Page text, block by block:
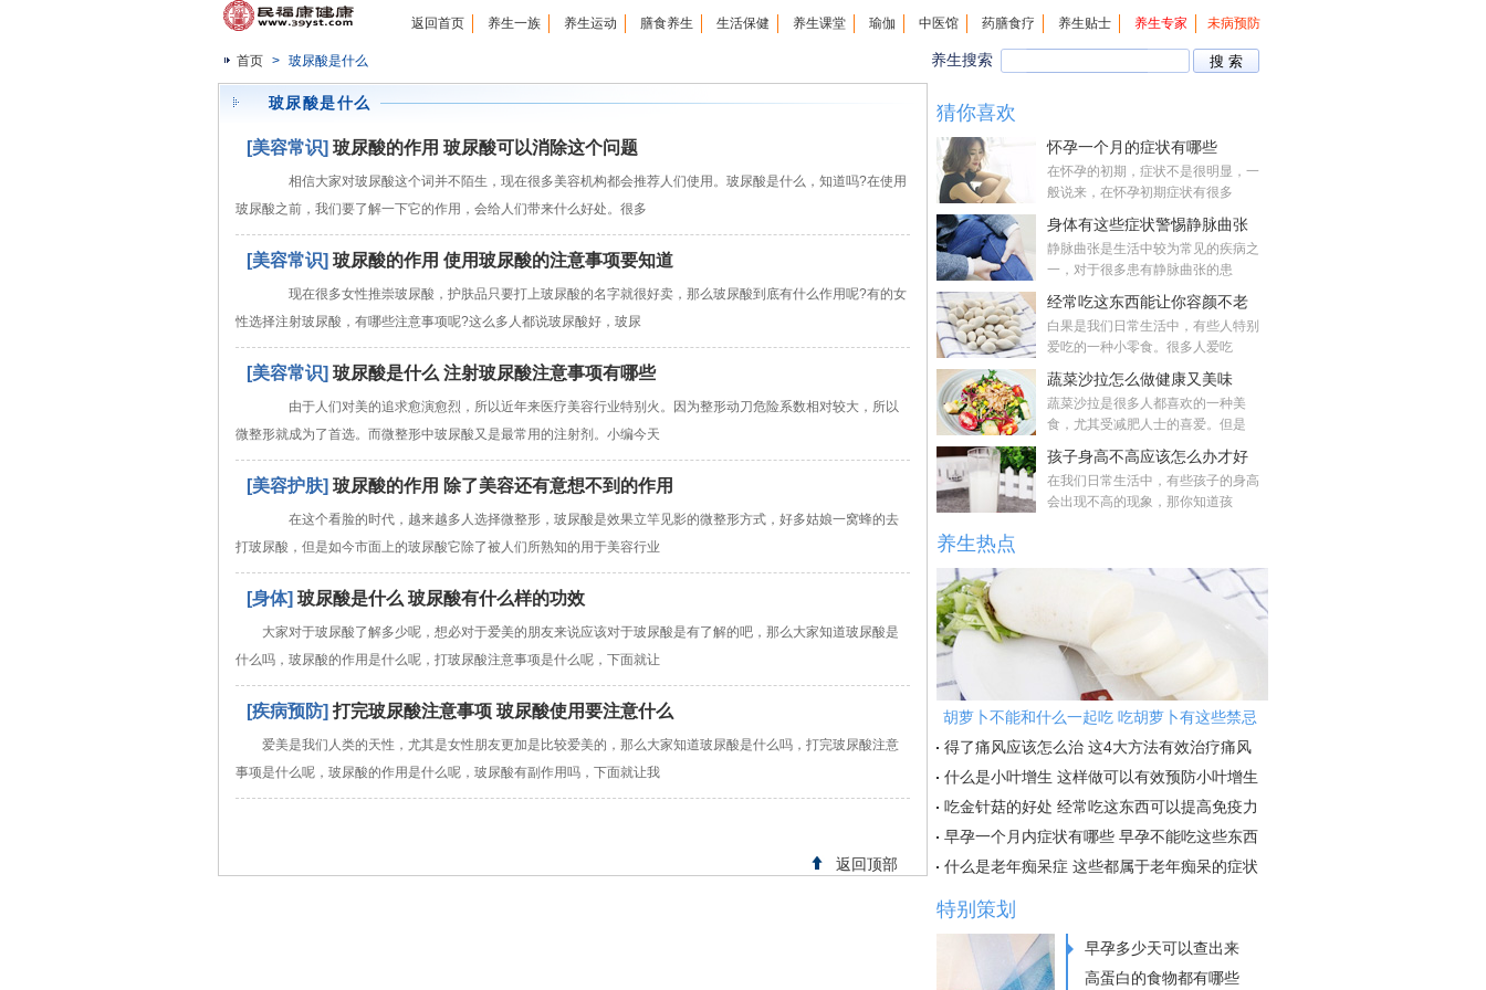
返回首页 养生一族 养生运动 膳食养生 生活保健 养生课堂 瑜伽 中医馆 药膳食疗 养生贴士 养生专家 未病预防
养生搜索
首页 > 玻尿酸是什么
玻尿酸是什么
[美容常识] 玻尿酸的作用 玻尿酸可以消除这个问题
相信大家对玻尿酸这个词并不陌生，现在很多美容机构都会推荐人们使用。玻尿酸是什么，知道吗?在使用
玻尿酸之前，我们要了解一下它的作用，会给人们带来什么好处。很多
[美容常识] 玻尿酸的作用 使用玻尿酸的注意事项要知道
现在很多女性推崇玻尿酸，护肤品只要打上玻尿酸的名字就很好卖，那么玻尿酸到底有什么作用呢?有的女
性选择注射玻尿酸，有哪些注意事项呢?这么多人都说玻尿酸好，玻尿
[美容常识] 玻尿酸是什么 注射玻尿酸注意事项有哪些
由于人们对美的追求愈演愈烈，所以近年来医疗美容行业特别火。因为整形动刀危险系数相对较大，所以
微整形就成为了首选。而微整形中玻尿酸又是最常用的注射剂。小编今天
[美容护肤] 玻尿酸的作用 除了美容还有意想不到的作用
在这个看脸的时代，越来越多人选择微整形，玻尿酸是效果立竿见影的微整形方式，好多姑娘一窝蜂的去
打玻尿酸，但是如今市面上的玻尿酸它除了被人们所熟知的用于美容行业
[身体] 玻尿酸是什么 玻尿酸有什么样的功效
大家对于玻尿酸了解多少呢，想必对于爱美的朋友来说应该对于玻尿酸是有了解的吧，那么大家知道玻尿酸是
什么吗，玻尿酸的作用是什么呢，打玻尿酸注意事项是什么呢，下面就让
[疾病预防] 打完玻尿酸注意事项 玻尿酸使用要注意什么
爱美是我们人类的天性，尤其是女性朋友更加是比较爱美的，那么大家知道玻尿酸是什么吗，打完玻尿酸注意
事项是什么呢，玻尿酸的作用是什么呢，玻尿酸有副作用吗，下面就让我
返回顶部
猜你喜欢
怀孕一个月的症状有哪些
在怀孕的初期，症状不是很明显，一
般说来，在怀孕初期症状有很多
身体有这些症状警惕静脉曲张
静脉曲张是生活中较为常见的疾病之
一，对于很多患有静脉曲张的患
经常吃这东西能让你容颜不老
白果是我们日常生活中，有些人特别
爱吃的一种小零食。很多人爱吃
蔬菜沙拉怎么做健康又美味
蔬菜沙拉是很多人都喜欢的一种美
食，尤其受减肥人士的喜爱。但是
孩子身高不高应该怎么办才好
在我们日常生活中，有些孩子的身高
会出现不高的现象，那你知道孩
养生热点
胡萝卜不能和什么一起吃 吃胡萝卜有这些禁忌
得了痛风应该怎么治 这4大方法有效治疗痛风
什么是小叶增生 这样做可以有效预防小叶增生
吃金针菇的好处 经常吃这东西可以提高免疫力
早孕一个月内症状有哪些 早孕不能吃这些东西
什么是老年痴呆症 这些都属于老年痴呆的症状
特别策划
早孕多少天可以查出来
高蛋白的食物都有哪些